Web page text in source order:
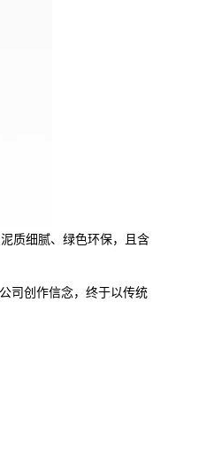
质细腻、绿色环保，且含
司创作信念，终于以传统